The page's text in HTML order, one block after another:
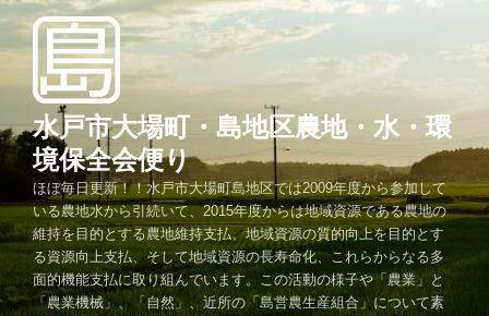
へ
ッ
プ
水戸市大場町・島地区農地・水・環
境保全会便り
ほぼ毎日更新！！水戸市大場町島地区では2009年度から参加して
いる農地水から引続いて、2015年度からは地域資源である農地の
維持を目的とする農地維持支払、地域資源の質的向上を目的とす
る資源向上支払、そして地域資源の長寿命化、これらからなる多
面的機能支払に取り組んでいます。この活動の様子や「農業」と
「農業機械」、「自然」、近所の「島営農生産組合」について素